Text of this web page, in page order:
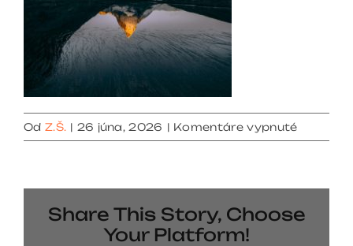
Od Z.Š. | 26 júna, 2026 | Komentáre vypnuténa
gallery
Share This Story, Choose
Your Platform!